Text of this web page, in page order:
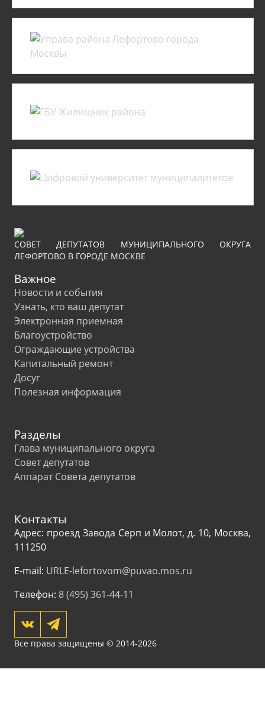
СОВЕТ ДЕПУТАТОВ МУНИЦИПАЛЬНОГО ОКРУГА
ЛЕФОРТОВО В ГОРОДЕ МОСКВЕ
Важное
Новости и события
Узнать, кто ваш депутат
Электронная приемная
Благоустройство
Ограждающие устройства
Капитальный ремонт
Досуг
Полезная информация
Разделы
Глава муниципального округа
Совет депутатов
Аппарат Совета депутатов
Контакты
Адрес: проезд Завода Серп и Молот, д. 10, Москва,
111250
E-mail: URLE-lefortovom@puvao.mos.ru
Телефон: 8 (495) 361-44-11
Все права защищены © 2014-2026